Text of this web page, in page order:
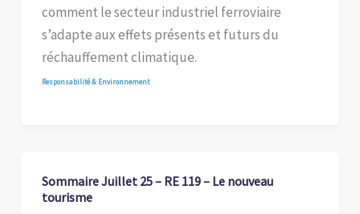
comment le secteur industriel ferroviaire
s’adapte aux effets présents et futurs du
réchauffement climatique.
Responsabilité & Environnement
Sommaire Juillet 25 – RE 119 – Le nouveau
tourisme